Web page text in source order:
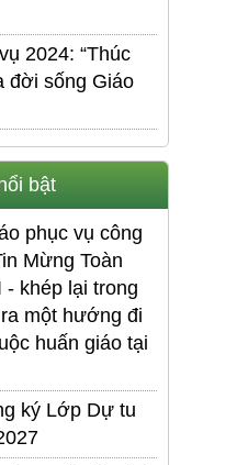
2024: “Thúc
đời sống Giáo
bật
phục vụ công
Mừng Toàn
khép lại trong
một hướng đi
huấn giáo tại
ký Lớp Dự tu